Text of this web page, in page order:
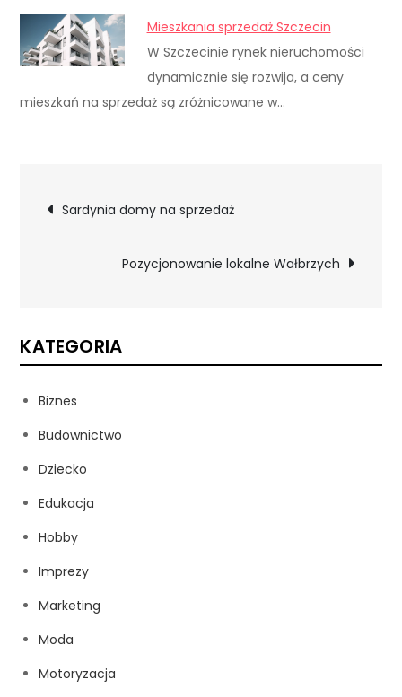
Mieszkania sprzedaż Szczecin
W Szczecinie rynek nieruchomości
dynamicznie się rozwija, a ceny
mieszkań na sprzedaż są zróżnicowane w…
Nawigacja
wpisu
Sardynia domy na sprzedaż
Pozycjonowanie lokalne Wałbrzych
KATEGORIA
Biznes
Budownictwo
Dziecko
Edukacja
Hobby
Imprezy
Marketing
Moda
Motoryzacja